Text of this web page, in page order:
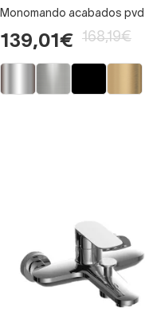
Monomando acabados pvd
139,01€ 168,19€